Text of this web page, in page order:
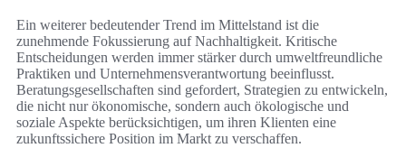
Ein weiterer bedeutender Trend im Mittelstand ist die
zunehmende Fokussierung auf Nachhaltigkeit. Kritische
Entscheidungen werden immer stärker durch umweltfreundliche
Praktiken und Unternehmensverantwortung beeinflusst.
Beratungsgesellschaften sind gefordert, Strategien zu entwickeln,
die nicht nur ökonomische, sondern auch ökologische und
soziale Aspekte berücksichtigen, um ihren Klienten eine
zukunftssichere Position im Markt zu verschaffen.